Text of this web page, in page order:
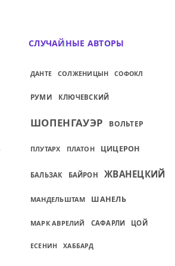
ТЕЧЁТ АПРЕЛЬ,
СЛУЧАЙНЫЕ АВТОРЫ
ДАНТЕ СОЛЖЕНИЦЫН СОФОКЛ
РУМИ КЛЮЧЕВСКИЙ
ШОПЕНГАУЭР ВОЛЬТЕР
ПЛУТАРХ ПЛАТОН ЦИЦЕРОН
БАЛЬЗАК БАЙРОН ЖВАНЕЦКИЙ
МАНДЕЛЬШТАМ ШАНЕЛЬ
МАРК АВРЕЛИЙ САФАРЛИ ЦОЙ
ЕСЕНИН ХАББАРД